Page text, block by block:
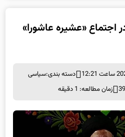
اجتماع «عشیره عاشورا»
دسته بندی:سیاسی
زمان مطالعه: 1 دقیقه